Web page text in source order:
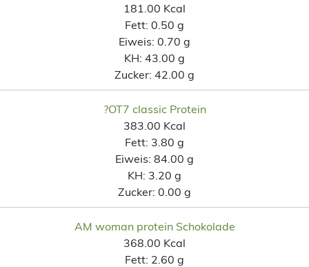
181.00 Kcal
Fett: 0.50 g
Eiweis: 0.70 g
KH: 43.00 g
Zucker: 42.00 g
?OT7 classic Protein
383.00 Kcal
Fett: 3.80 g
Eiweis: 84.00 g
KH: 3.20 g
Zucker: 0.00 g
AM woman protein Schokolade
368.00 Kcal
Fett: 2.60 g